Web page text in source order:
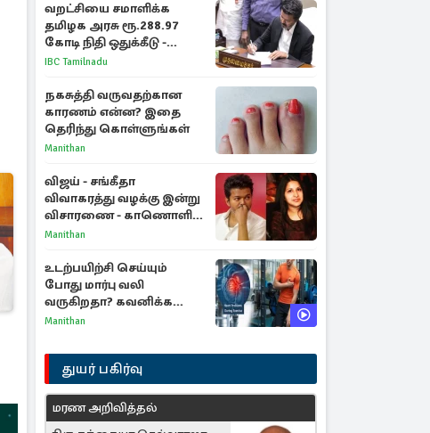
வறட்சியை சமாளிக்க
தமிழக அரசு ரூ.288.97
கோடி நிதி ஒதுக்கீடு -
வெளியான அரசாணை
IBC Tamilnadu
நகசுத்தி வருவதற்கான
காரணம் என்ன? இதை
தெரிந்து கொள்ளுங்கள்
Manithan
விஜய் - சங்கீதா
விவாகரத்து வழக்கு இன்று
விசாரணை - காணொளி
மூலம் ஆஜராக வாய்ப்பு
Manithan
உடற்பயிற்சி செய்யும்
போது மார்பு வலி
வருகிறதா? கவனிக்க
வேண்டிய எச்சரிக்கை
Manithan
துயர் பகிர்வு
மரண அறிவித்தல்